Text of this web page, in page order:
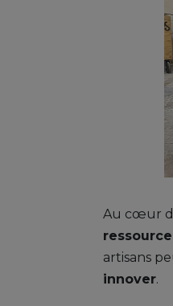
Au cœur
artisans
innover.